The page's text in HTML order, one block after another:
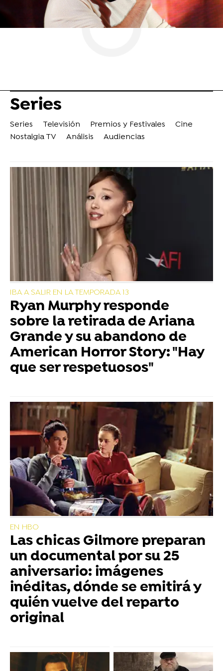
Series
Series Televisión Premios y Festivales
Cine
Nostalgia TV
Análisis Audiencias
IBA A SALIR EN LA TEMPORADA 13
Ryan Murphy responde
sobre la retirada de Ariana
Grande y su abandono de
American Horror Story: "Hay
que ser respetuosos"
EN HBO
Las chicas Gilmore preparan
un documental por su 25
aniversario: imágenes
inéditas, dónde se emitirá y
quién vuelve del reparto
original